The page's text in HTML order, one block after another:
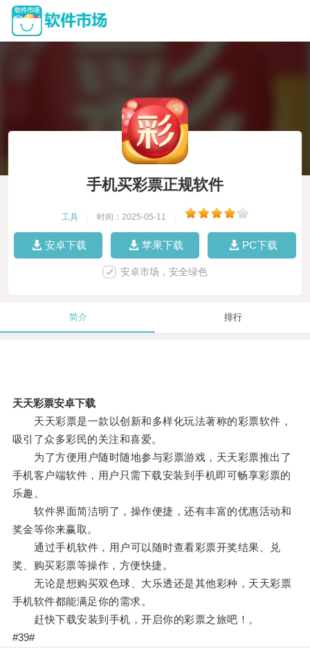
手机买彩票正规软件
工具 时间：2025-05-11
安卓下载 苹果下载 PC下载
安卓市场，安全绿色
简介 排行
天天彩票安卓下载
天天彩票是一款以创新和多样化玩法著称的彩票软件，
吸引了众多彩民的关注和喜爱。
为了方便用户随时随地参与彩票游戏，天天彩票推出了
手机客户端软件，用户只需下载安装到手机即可畅享彩票的
乐趣。
软件界面简洁明了，操作便捷，还有丰富的优惠活动和
奖金等你来赢取。
通过手机软件，用户可以随时查看彩票开奖结果、兑
奖、购买彩票等操作，方便快捷。
无论是想购买双色球、大乐透还是其他彩种，天天彩票
手机软件都能满足你的需求。
赶快下载安装到手机，开启你的彩票之旅吧！。
#39#